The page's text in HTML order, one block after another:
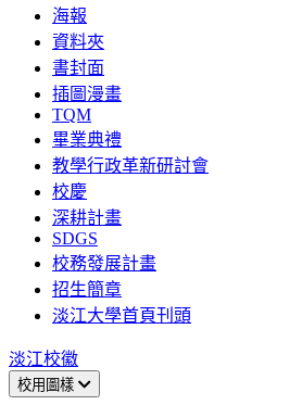
海報
資料夾
書封面
插圖漫畫
TQM
畢業典禮
教學行政革新研討會
校慶
深耕計畫
SDGS
校務發展計畫
招生簡章
淡江大學首頁刊頭
淡江校徽
校用圖樣